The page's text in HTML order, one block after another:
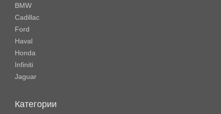
BMW
Cadillac
Ford
Haval
Honda
Infiniti
Jaguar
Категории